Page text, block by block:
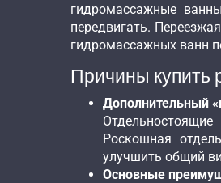
гидромассажные
передвигать.
гидромассажных ванн
Причины купить
Дополнительный
Роскошная
улучшить общий
Основные